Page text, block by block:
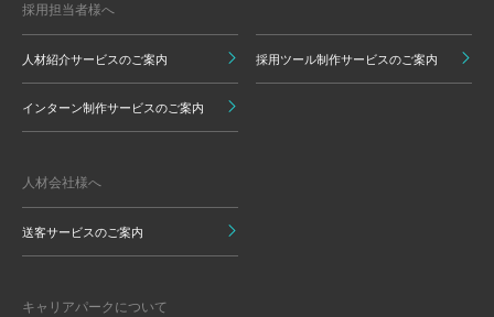
採用担当者様へ
人材紹介サービスのご案内 採用ツール制作サービスのご案内
インターン制作サービスのご案内
人材会社様へ
送客サービスのご案内
キャリアパークについて